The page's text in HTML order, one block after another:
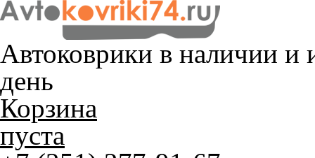
Автоковрики в наличии и
день
Корзина
пуста